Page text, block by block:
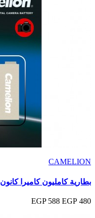
CAMELION
بطارية كامليون كاميرا كانون lp e8
480 EGP
588 EGP